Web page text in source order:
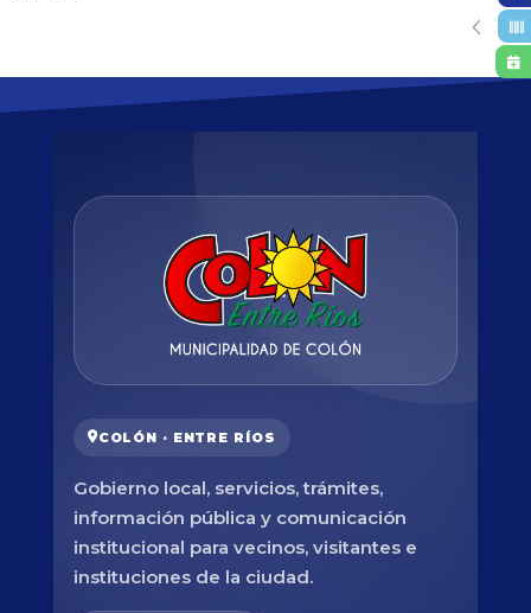
COLÓN · ENTRE RÍOS
Gobierno local, servicios, trámites,
información pública y comunicación
institucional para vecinos, visitantes e
instituciones de la ciudad.